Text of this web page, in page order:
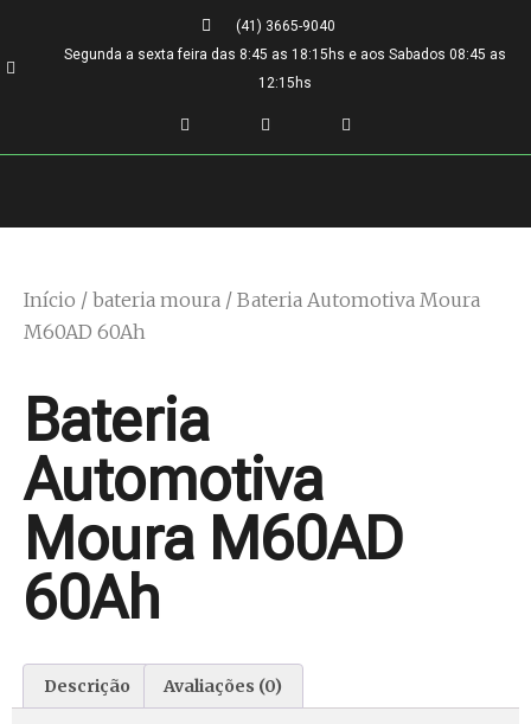
(41) 3665-9040
Segunda a sexta feira das 8:45 as 18:15hs e aos Sabados 08:45 as
12:15hs
Início / bateria moura / Bateria Automotiva Moura
M60AD 60Ah
Bateria
Automotiva
Moura M60AD
60Ah
Descrição Avaliações (0)